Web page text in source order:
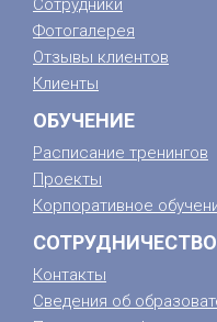
Сотрудники
Фотогалерея
Отзывы клиентов
Клиенты
ОБУЧЕНИЕ
Расписание тренингов
Проекты
Корпоративное
СОТРУДНИЧЕСТВО
Контакты
Сведения об